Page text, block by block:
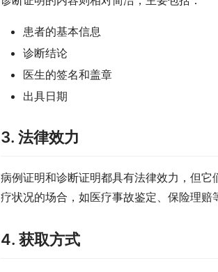
患者的基本信息
诊断结论
医生的签名和盖章
出具日期
3. 法律效力
病例证明和诊断证明都具有法律效力，但
疗状况的场合，如医疗事故鉴定、保险理赔
4. 获取方式